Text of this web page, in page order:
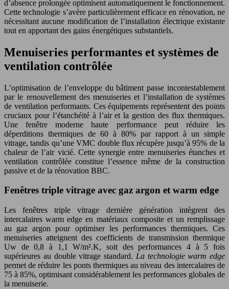
d’absence prolongée optimisent automatiquement le fonctionnement.
Cette technologie s’avère particulièrement efficace en rénovation, ne
nécessitant aucune modification de l’installation électrique existante
tout en apportant des gains énergétiques substantiels.
Menuiseries performantes et systèmes de
ventilation contrôlée
L’optimisation de l’enveloppe du bâtiment passe incontestablement
par le renouvellement des menuiseries et l’installation de systèmes
de ventilation performants. Ces équipements représentent des points
cruciaux pour l’étanchéité à l’air et la gestion des flux thermiques.
Une fenêtre moderne haute performance peut réduire les
déperditions thermiques de 60 à 80% par rapport à un simple
vitrage, tandis qu’une VMC double flux récupère jusqu’à 95% de la
chaleur de l’air vicié. Cette synergie entre menuiseries étanches et
ventilation contrôlée constitue l’essence même de la construction
passive et de la rénovation BBC.
Fenêtres triple vitrage avec gaz argon et warm edge
Les fenêtres triple vitrage dernière génération intègrent des
intercalaires warm edge en matériaux composite et un remplissage
au gaz argon pour optimiser les performances thermiques. Ces
menuiseries atteignent des coefficients de transmission thermique
Uw de 0,8 à 1,1 W/m².K, soit des performances 4 à 5 fois
supérieures au double vitrage standard. La technologie warm edge
permet de réduire les ponts thermiques au niveau des intercalaires de
75 à 85%, optimisant considérablement les performances globales de
la menuiserie.